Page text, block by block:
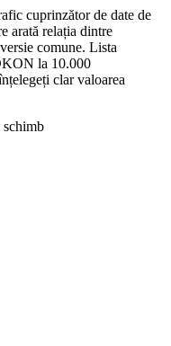
cuprinzător de date de
arată relația dintre
comune. Lista
la 10.000
clar valoarea